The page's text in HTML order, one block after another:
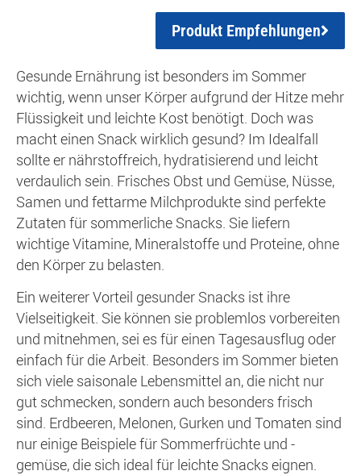
Produkt Empfehlungen
Gesunde Ernährung ist besonders im Sommer
wichtig, wenn unser Körper aufgrund der Hitze mehr
Flüssigkeit und leichte Kost benötigt. Doch was
macht einen Snack wirklich gesund? Im Idealfall
sollte er nährstoffreich, hydratisierend und leicht
verdaulich sein. Frisches Obst und Gemüse, Nüsse,
Samen und fettarme Milchprodukte sind perfekte
Zutaten für sommerliche Snacks. Sie liefern
wichtige Vitamine, Mineralstoffe und Proteine, ohne
den Körper zu belasten.
Ein weiterer Vorteil gesunder Snacks ist ihre
Vielseitigkeit. Sie können sie problemlos vorbereiten
und mitnehmen, sei es für einen Tagesausflug oder
einfach für die Arbeit. Besonders im Sommer bieten
sich viele saisonale Lebensmittel an, die nicht nur
gut schmecken, sondern auch besonders frisch
sind. Erdbeeren, Melonen, Gurken und Tomaten sind
nur einige Beispiele für Sommerfrüchte und -
gemüse, die sich ideal für leichte Snacks eignen.